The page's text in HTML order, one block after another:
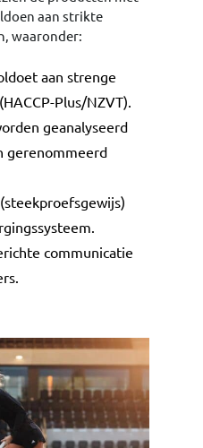
aan strikte
waaronder:
aan strenge
Plus/NZVT).
geanalyseerd
gerenommeerd
communicatie